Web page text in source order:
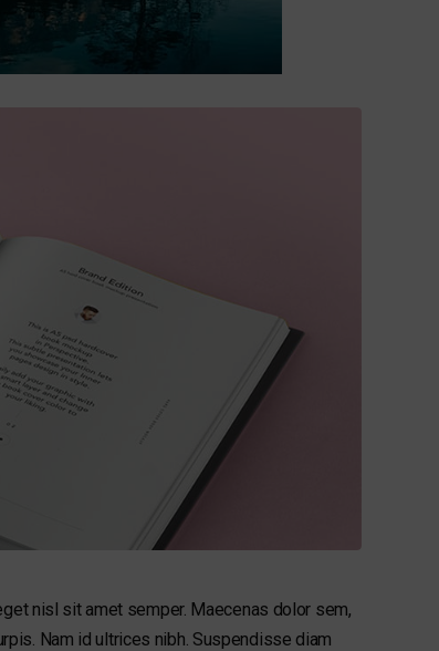
nisl sit amet semper. Maecenas dolor sem,
Nam id ultrices nibh. Suspendisse diam